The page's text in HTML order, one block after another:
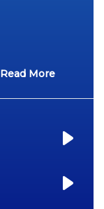
Read More